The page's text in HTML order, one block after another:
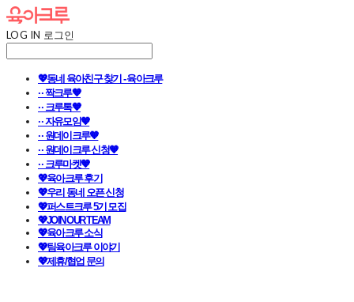
LOG IN 로그인
💖동네 육아친구 찾기 - 육아크루
· · 짝크루🧡
· · 크루톡🧡
· · 자유모임🧡
· · 원데이크루🧡
· · 원데이크루 신청🧡
· · 크루마켓🧡
💖육아크루 후기
💖우리 동네 오픈 신청
💖퍼스트크루 5기 모집
💖JOIN OUR TEAM
💖육아크루 소식
💖팀육아크루 이야기
💖제휴/협업 문의